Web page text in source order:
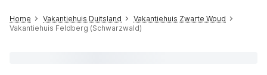
Home Vakantiehuis Duitsland
Vakantiehuis Zwarte Woud
Vakantiehuis Feldberg (Schwarzwald)